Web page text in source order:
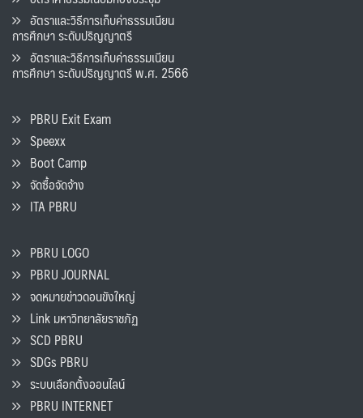
อัตราและวิธีการเก็บค่าธรรมเนียน
การศึกษา ระดับปริญญาตรี
อัตราและวิธีการเก็บค่าธรรมเนียน
การศึกษา ระดับปริญญาตรี พ.ศ. 2566
PBRU Exit Exam
Speexx
Boot Camp
จัดซื้อจัดจ้าง
ITA PBRU
PBRU LOGO
PBRU JOURNAL
จดหมายข่าวดอนขังใหญ่
Link มหาวิทยาลัยราชภัฏ
SCD PBRU
SDGs PBRU
ระบบเลือกตั้งออนไลน์
PBRU INTERNET